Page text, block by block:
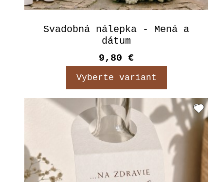
Svadobná nálepka - Mená a
dátum
9,80 €
Vyberte variant